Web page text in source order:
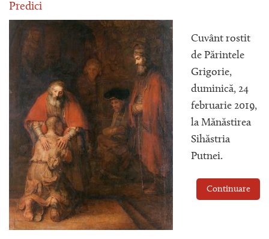
Predici
Cuvânt rostit
de Părintele
Grigorie,
duminică, 24
februarie 2019,
la Mănăstirea
Sihăstria
Putnei.
Continuare